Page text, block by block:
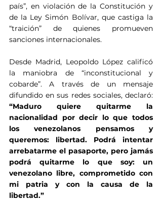
país”, en violación de la Constitución y
de la Ley Simón Bolívar, que castiga la
“traición” de quienes promueven
sanciones internacionales.
Desde Madrid, Leopoldo López calificó
la maniobra de “inconstitucional y
cobarde”. A través de un mensaje
“Maduro quiere quitarme la
nacionalidad por decir lo que todos
los venezolanos pensamos y
queremos: libertad. Podrá intentar
arrebatarme el pasaporte, pero jamás
podrá quitarme lo que soy: un
venezolano libre, comprometido con
mi patria y con la causa de la
libertad.”